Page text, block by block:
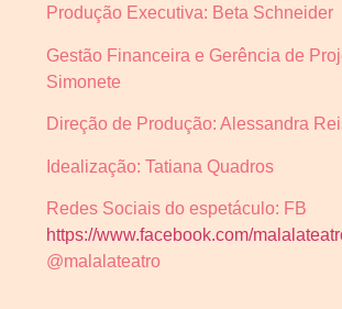
Produção Executiva: Beta Schneider
Gestão Financeira e Gerência de
Simonete
Direção de Produção: Alessandra
Idealização: Tatiana Quadros
Redes Sociais do espetáculo: FB
https://www.facebook.com/
@malalateatro